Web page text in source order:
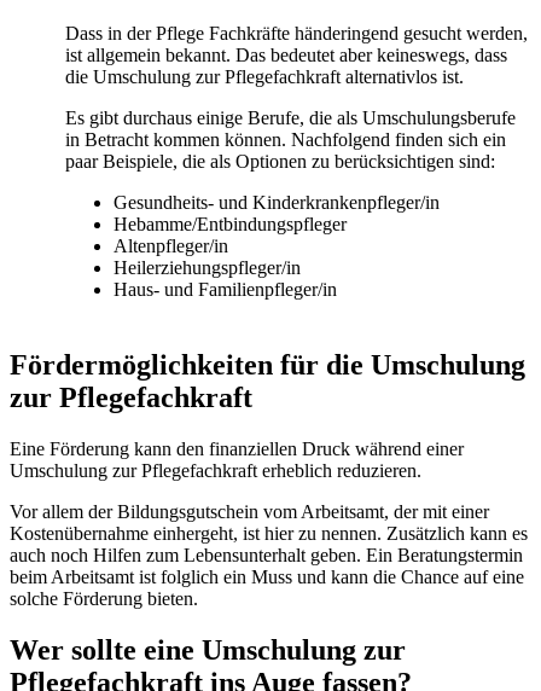
Dass in der Pflege Fachkräfte händeringend gesucht werden,
ist allgemein bekannt. Das bedeutet aber keineswegs, dass
die Umschulung zur Pflegefachkraft alternativlos ist.
Es gibt durchaus einige Berufe, die als Umschulungsberufe
in Betracht kommen können. Nachfolgend finden sich ein
paar Beispiele, die als Optionen zu berücksichtigen sind:
Gesundheits- und Kinderkrankenpfleger/in
Hebamme/Entbindungspfleger
Altenpfleger/in
Heilerziehungspfleger/in
Haus- und Familienpfleger/in
Fördermöglichkeiten für die Umschulung
zur Pflegefachkraft
Eine Förderung kann den finanziellen Druck während einer
Umschulung zur Pflegefachkraft erheblich reduzieren.
Vor allem der Bildungsgutschein vom Arbeitsamt, der mit einer
Kostenübernahme einhergeht, ist hier zu nennen. Zusätzlich kann es
auch noch Hilfen zum Lebensunterhalt geben. Ein Beratungstermin
beim Arbeitsamt ist folglich ein Muss und kann die Chance auf eine
solche Förderung bieten.
Wer sollte eine Umschulung zur
Pflegefachkraft ins Auge fassen?